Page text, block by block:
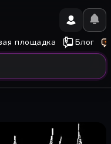
площадка Блог